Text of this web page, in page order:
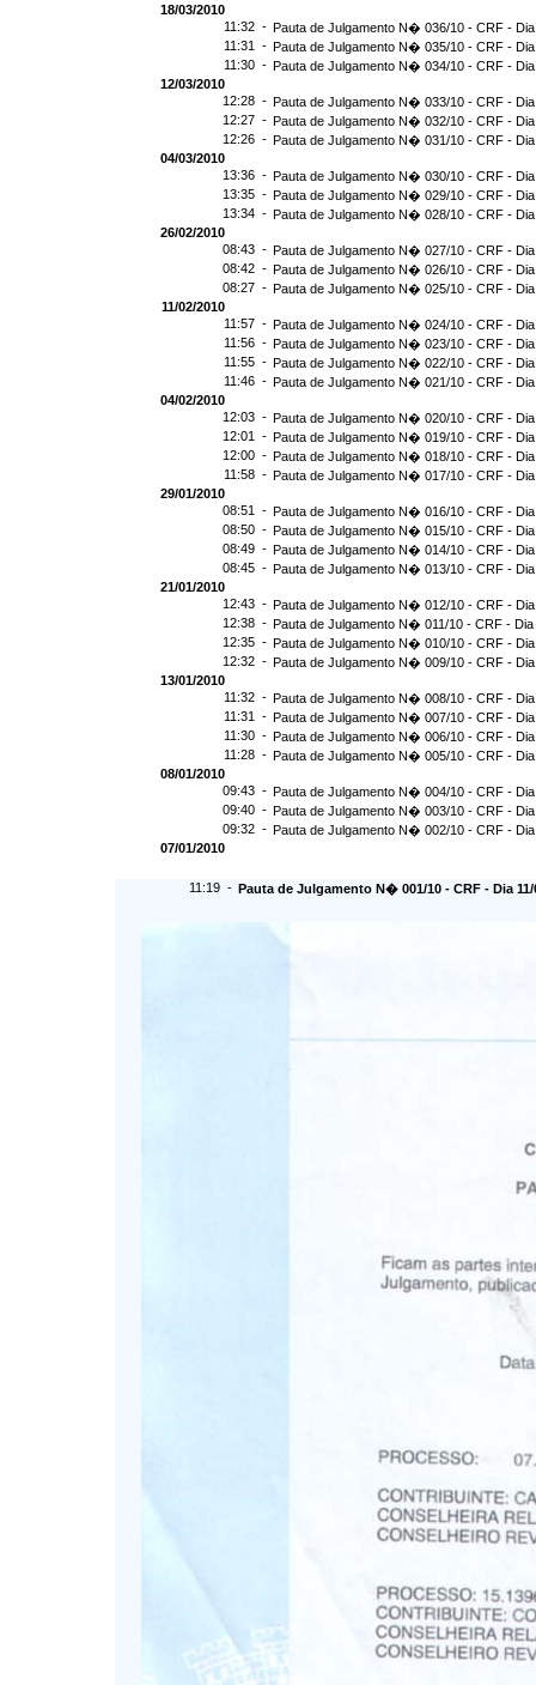
18/03/2010
11:32 - Pauta de Julgamento N� 036/10 - CRF -
11:31 - Pauta de Julgamento N� 035/10 - CRF -
11:30 - Pauta de Julgamento N� 034/10 - CRF -
12/03/2010
12:28 - Pauta de Julgamento N� 033/10 - CRF -
12:27 - Pauta de Julgamento N� 032/10 - CRF -
12:26 - Pauta de Julgamento N� 031/10 - CRF -
04/03/2010
13:36 - Pauta de Julgamento N� 030/10 - CRF - Dia
13:35 - Pauta de Julgamento N� 029/10 - CRF -
13:34 - Pauta de Julgamento N� 028/10 - CRF -
26/02/2010
08:43 - Pauta de Julgamento N� 027/10 - CRF -
08:42 - Pauta de Julgamento N� 026/10 - CRF -
08:27 - Pauta de Julgamento N� 025/10 - CRF -
11/02/2010
11:57 - Pauta de Julgamento N� 024/10 - CRF -
11:56 - Pauta de Julgamento N� 023/10 - CRF -
11:55 - Pauta de Julgamento N� 022/10 - CRF -
11:46 - Pauta de Julgamento N� 021/10 - CRF -
04/02/2010
12:03 - Pauta de Julgamento N� 020/10 - CRF - Dia
12:01 - Pauta de Julgamento N� 019/10 - CRF -
12:00 - Pauta de Julgamento N� 018/10 - CRF -
11:58 - Pauta de Julgamento N� 017/10 - CRF -
29/01/2010
08:51 - Pauta de Julgamento N� 016/10 - CRF -
08:50 - Pauta de Julgamento N� 015/10 - CRF -
08:49 - Pauta de Julgamento N� 014/10 - CRF -
08:45 - Pauta de Julgamento N� 013/10 - CRF -
21/01/2010
12:43 - Pauta de Julgamento N� 012/10 - CRF -
12:38 - Pauta de Julgamento N� 011/10 - CRF - Dia
12:35 - Pauta de Julgamento N� 010/10 - CRF -
12:32 - Pauta de Julgamento N� 009/10 - CRF -
13/01/2010
11:32 - Pauta de Julgamento N� 008/10 - CRF -
11:31 - Pauta de Julgamento N� 007/10 - CRF -
11:30 - Pauta de Julgamento N� 006/10 - CRF -
11:28 - Pauta de Julgamento N� 005/10 - CRF -
08/01/2010
09:43 - Pauta de Julgamento N� 004/10 - CRF -
09:40 - Pauta de Julgamento N� 003/10 - CRF -
09:32 - Pauta de Julgamento N� 002/10 - CRF -
07/01/2010
11:19 - Pauta de Julgamento N� 001/10 - CRF - Dia 11/